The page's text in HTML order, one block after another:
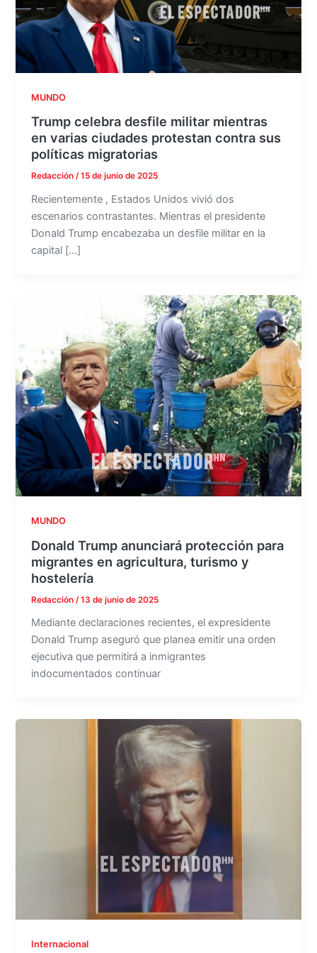
MUNDO
Trump celebra desfile militar mientras
en varias ciudades protestan contra sus
políticas migratorias
Redacción/15 de junio de 2025
Recientemente , Estados Unidos vivió dos
escenarios contrastantes. Mientras el presidente
Donald Trump encabezaba un desfile militar en la
capital […]
MUNDO
Donald Trump anunciará protección para
migrantes en agricultura, turismo y
hostelería
Redacción /13 de junio de 2025
Mediante declaraciones recientes, el expresidente
Donald Trump aseguró que planea emitir una orden
ejecutiva que permitirá a inmigrantes
indocumentados continuar
Internacional